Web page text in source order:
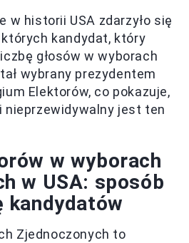
w historii USA zdarzyło się
kandydat, który
głosów w wyborach
wybrany prezydentem
Elektorów, co pokazuje,
nieprzewidywalny jest ten
w wyborach
w USA: sposób
kandydatów
Zjednoczonych to